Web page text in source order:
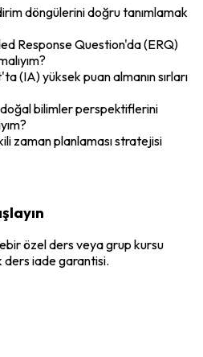
döngülerini doğru tanımlamak
Response Question'da (ERQ)
(IA) yüksek puan almanın sırları
bilimler perspektiflerini
zaman planlaması stratejisi
özel ders veya grup kursu
ders iade garantisi.